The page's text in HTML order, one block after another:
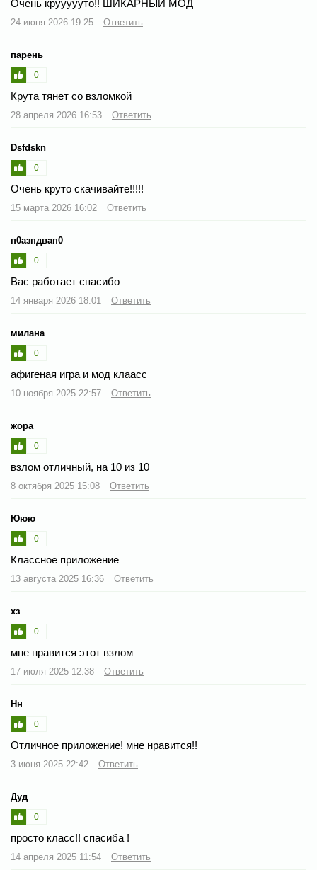
Очень круууууто!! ШИКАРНЫЙ МОД
24 июня 2026 19:25 Ответить
парень
0
Крута тянет со взломкой
28 апреля 2026 16:53 Ответить
Dsfdskn
0
Очень круто скачивайте!!!!!
15 марта 2026 16:02 Ответить
п0азпдвап0
0
Вас работает спасибо
14 января 2026 18:01 Ответить
милана
0
афигеная игра и мод клаасс
10 ноября 2025 22:57 Ответить
жора
0
взлом отличный, на 10 из 10
8 октября 2025 15:08 Ответить
Ююю
0
Классное приложение
13 августа 2025 16:36 Ответить
хз
0
мне нравится этот взлом
17 июля 2025 12:38 Ответить
Нн
0
Отличное приложение! мне нравится!!
3 июня 2025 22:42 Ответить
Дуд
0
просто класс!! спасиба !
14 апреля 2025 11:54 Ответить